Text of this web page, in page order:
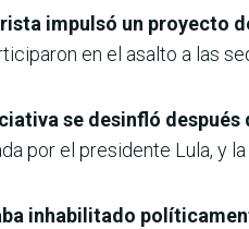
impulsó un proyecto
en el asalto a las
se desinfló
por el presidente Lula, y
inhabilitado